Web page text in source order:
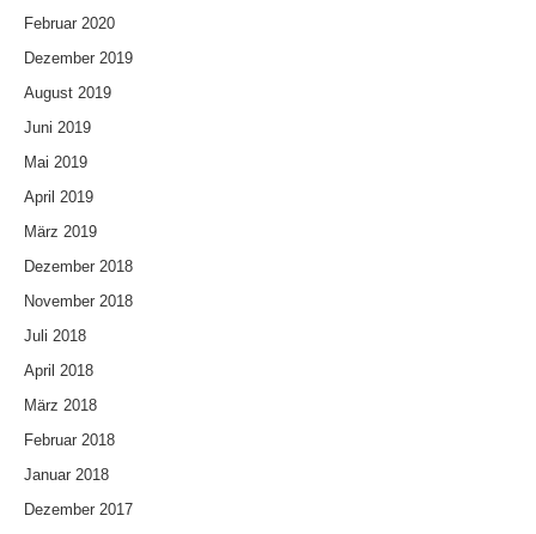
Februar 2020
Dezember 2019
August 2019
Juni 2019
Mai 2019
April 2019
März 2019
Dezember 2018
November 2018
Juli 2018
April 2018
März 2018
Februar 2018
Januar 2018
Dezember 2017